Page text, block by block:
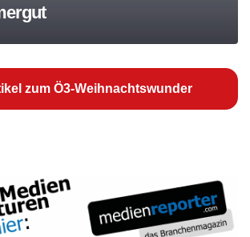
zum Ö3-Weihnachtswunder